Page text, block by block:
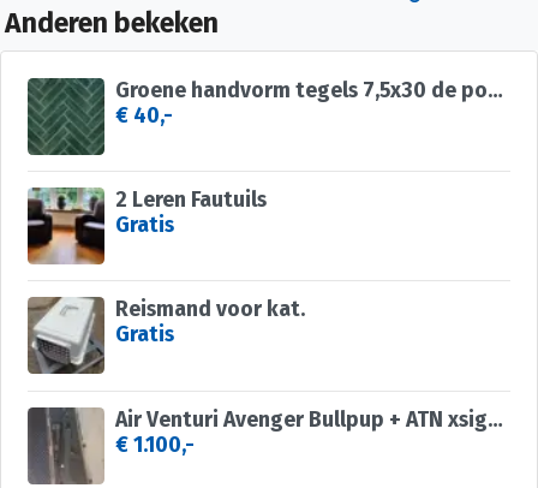
Anderen bekeken
Groene handvorm tegels 7,5x30 de populairste op marktplaats
€ 40,-
2 Leren Fautuils
Gratis
Reismand voor kat.
Gratis
Air Venturi Avenger Bullpup + ATN xsight 4K PRO 3-14X
€ 1.100,-